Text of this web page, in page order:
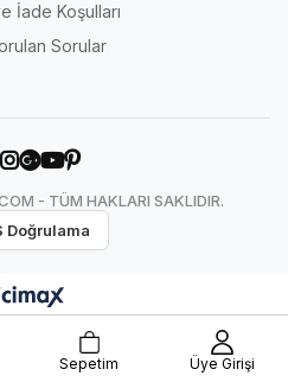
İade Koşulları
Sorular
- TÜM HAKLARI SAKLIDIR.
Doğrulama
Sepetim Üye Girişi